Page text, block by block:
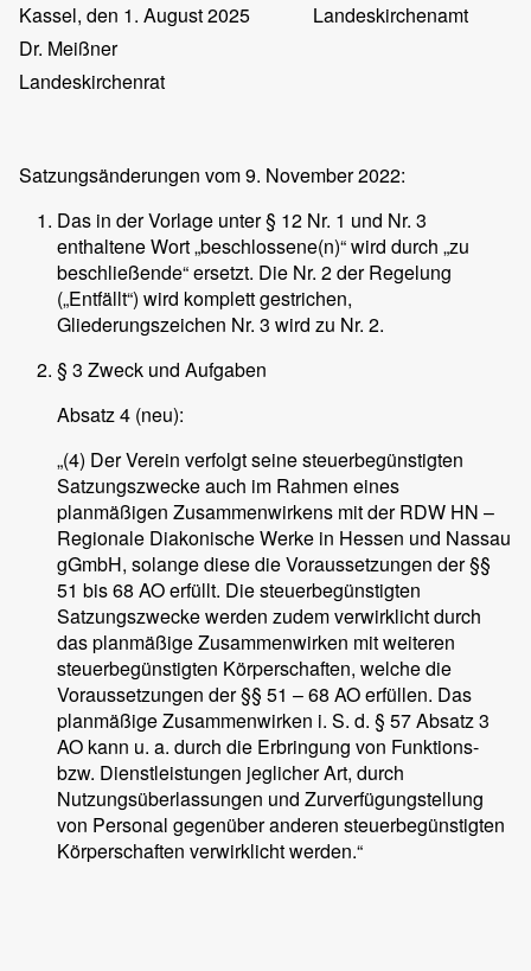
Kassel, den 1. August 2025
Landeskirchenamt
Dr. Meißner
Landeskirchenrat
Satzungsänderungen vom 9. November 2022:
Das in der Vorlage unter § 12 Nr. 1 und Nr. 3
enthaltene Wort „beschlossene(n)“ wird durch „zu
beschließende“ ersetzt. Die Nr. 2 der Regelung
(„Entfällt“) wird komplett gestrichen,
Gliederungszeichen Nr. 3 wird zu Nr. 2.
§ 3 Zweck und Aufgaben
Absatz 4 (neu):
„(4) Der Verein verfolgt seine steuerbegünstigten
Satzungszwecke auch im Rahmen eines
planmäßigen Zusammenwirkens mit der RDW HN –
Regionale Diakonische Werke in Hessen und Nassau
gGmbH, solange diese die Voraussetzungen der §§
51 bis 68 AO erfüllt. Die steuerbegünstigten
Satzungszwecke werden zudem verwirklicht durch
das planmäßige Zusammenwirken mit weiteren
steuerbegünstigten Körperschaften, welche die
Voraussetzungen der §§ 51 – 68 AO erfüllen. Das
planmäßige Zusammenwirken i. S. d. § 57 Absatz 3
AO kann u. a. durch die Erbringung von Funktions-
bzw. Dienstleistungen jeglicher Art, durch
Nutzungsüberlassungen und Zurverfügungstellung
von Personal gegenüber anderen steuerbegünstigten
Körperschaften verwirklicht werden.“